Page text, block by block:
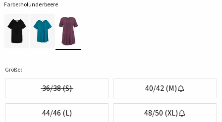
Farbe:holunderbeere
Größe:
36/38 (S) 40/42 (M)
44/46 (L) 48/50 (XL)